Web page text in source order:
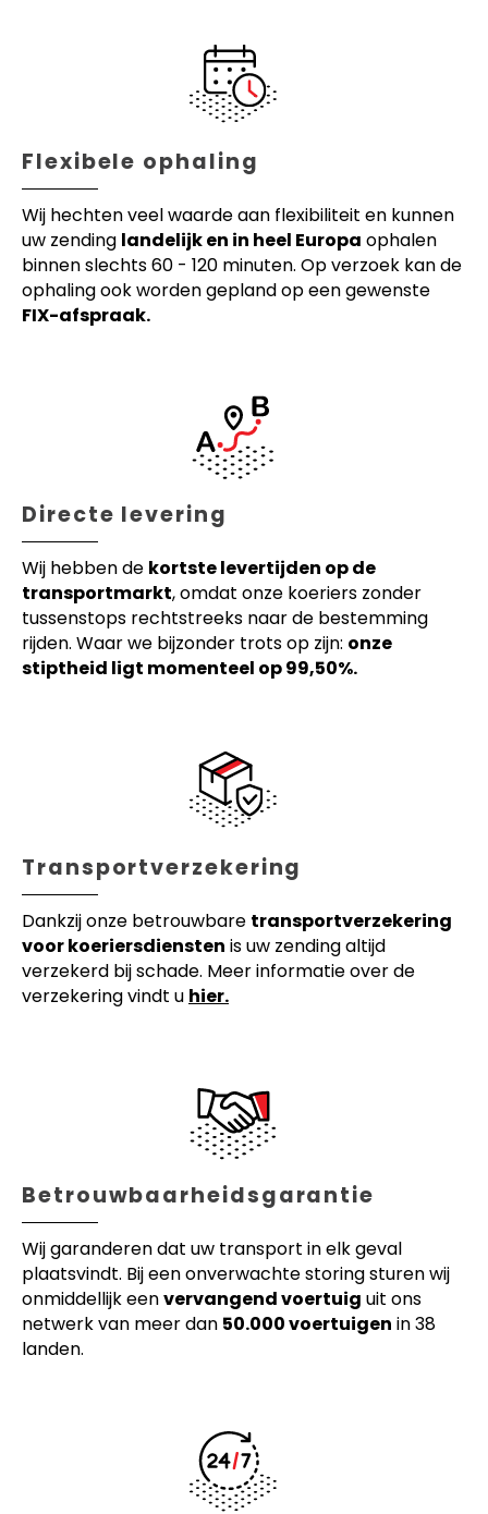
Flexibele ophaling
Wij hechten veel waarde aan flexibiliteit en kunnen
uw zending landelijk en in heel Europa ophalen
binnen slechts 60 - 120 minuten. Op verzoek kan de
ophaling ook worden gepland op een gewenste
FIX-afspraak.
Directe levering
Wij hebben de kortste levertijden op de
transportmarkt, omdat onze koeriers zonder
tussenstops rechtstreeks naar de bestemming
rijden. Waar we bijzonder trots op zijn: onze
stiptheid ligt momenteel op 99,50%.
Transportverzekering
Dankzij onze betrouwbare transportverzekering
voor koeriersdiensten is uw zending altijd
verzekerd bij schade. Meer informatie over de
verzekering vindt u hier.
Betrouwbaarheidsgarantie
Wij garanderen dat uw transport in elk geval
plaatsvindt. Bij een onverwachte storing sturen wij
onmiddellijk eenvervangend voertuig uit ons
netwerk van meer dan 50.000 voertuigen in 38
landen.